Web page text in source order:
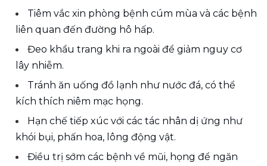
Tiêm vắc xin phòng bệnh cúm mùa và các bệnh
liên quan đến đường hô hấp.
Đeo khẩu trang khi ra ngoài để giảm nguy cơ
lây nhiễm.
Tránh ăn uống đồ lạnh như nước đá, có thể
kích thích niêm mạc họng.
Hạn chế tiếp xúc với các tác nhân dị ứng như
khói bụi, phấn hoa, lông động vật.
Điều trị sớm các bệnh về mũi, họng để ngăn